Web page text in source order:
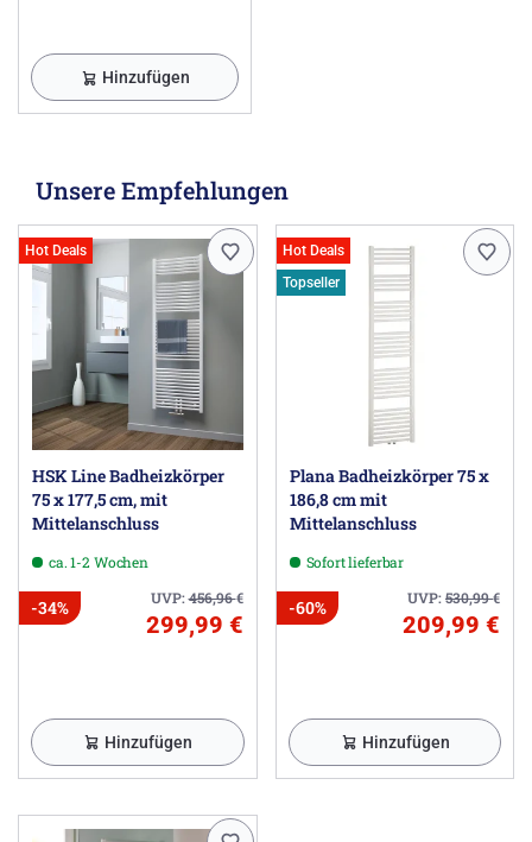
Hinzufügen
Unsere Empfehlungen
Hot Deals
HSK Line Badheizkörper
75 x 177,5 cm, mit
Mittelanschluss
ca. 1-2 Wochen
UVP:456,96€
-34%
299,99 €
Hinzufügen
Hot Deals
Topseller
Plana Badheizkörper 75 x
186,8 cm mit
Mittelanschluss
Sofort lieferbar
UVP:530,99€
-60%
209,99 €
Hinzufügen